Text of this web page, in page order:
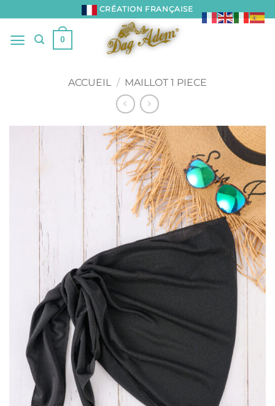
au
contenu
CRÉATION FRANÇAISE
0
ACCUEIL / MAILLOT 1 PIECE